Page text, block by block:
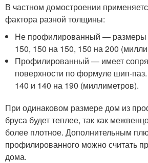
В частном домостроении
фактора разной толщины:
Не профилированный — размеры
150, 150 на 150, 150 на 200
Профилированный — имеет
поверхности по формуле шип-
140 и 140 на 190 (миллиметров).
При одинаковом размере дом из
бруса будет теплее, так как
более плотное. Дополнительным
профилированного можно считать
дома.